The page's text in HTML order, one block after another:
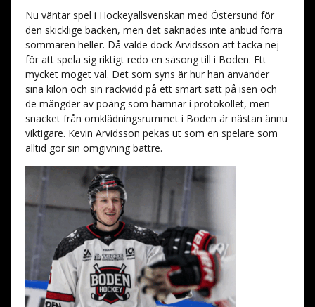
Nu väntar spel i Hockeyallsvenskan med Östersund för
den skicklige backen, men det saknades inte anbud förra
sommaren heller. Då valde dock Arvidsson att tacka nej
för att spela sig riktigt redo en säsong till i Boden. Ett
mycket moget val. Det som syns är hur han använder
sina kilon och sin räckvidd på ett smart sätt på isen och
de mängder av poäng som hamnar i protokollet, men
snacket från omklädningsrummet i Boden är nästan ännu
viktigare. Kevin Arvidsson pekas ut som en spelare som
alltid gör sin omgivning bättre.